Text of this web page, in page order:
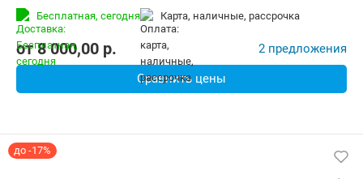
Беспроводные интерфейсы:
Бесплатная, сегодня карта, наличные, рассрочка
от8 000,00 p. 2 предложения
Сравнить цены
до -17%